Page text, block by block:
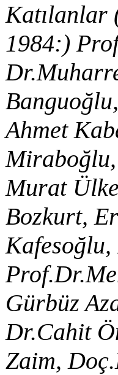
Katılanlar
1984:)
Ahmet
Murat
Bozkurt,
Gürbüz
Dr.Cahit
Zaim,